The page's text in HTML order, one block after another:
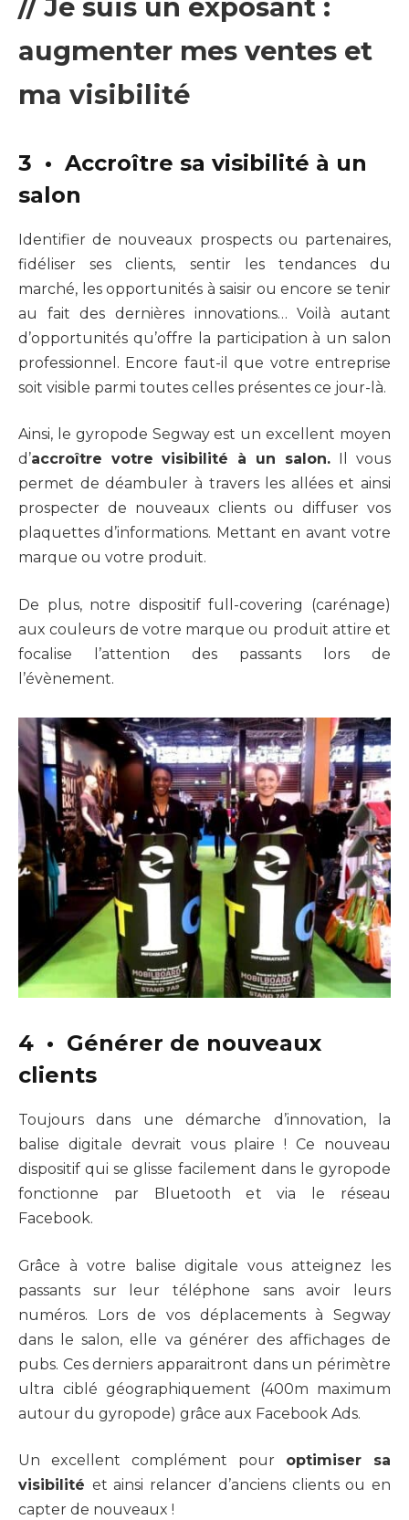
// Je suis un exposant :
augmenter mes ventes et
ma visibilité
3 • Accroître sa visibilité à un
salon
Identifier de nouveaux prospects ou partenaires,
fidéliser ses clients, sentir les tendances du
marché, les opportunités à saisir ou encore se tenir
au fait des dernières innovations… Voilà autant
d’opportunités qu’offre la participation à un salon
professionnel. Encore faut-il que votre entreprise
soit visible parmi toutes celles présentes ce jour-là.
Ainsi, le gyropode Segway est un excellent moyen
d’accroître votre visibilité à un salon. Il vous
permet de déambuler à travers les allées et ainsi
prospecter de nouveaux clients ou diffuser vos
plaquettes d’informations. Mettant en avant votre
marque ou votre produit.
De plus, notre dispositif full-covering (carénage)
aux couleurs de votre marque ou produit attire et
focalise l’attention des passants lors de
l’évènement.
4 • Générer de nouveaux
clients
Toujours dans une démarche d’innovation, la
balise digitale devrait vous plaire ! Ce nouveau
dispositif qui se glisse facilement dans le gyropode
fonctionne par Bluetooth et via le réseau
Facebook.
Grâce à votre balise digitale vous atteignez les
passants sur leur téléphone sans avoir leurs
numéros. Lors de vos déplacements à Segway
dans le salon, elle va générer des affichages de
pubs. Ces derniers apparaitront dans un périmètre
ultra ciblé géographiquement (400m maximum
autour du gyropode) grâce aux Facebook Ads.
Un excellent complément pour optimiser sa
visibilité et ainsi relancer d’anciens clients ou en
capter de nouveaux !